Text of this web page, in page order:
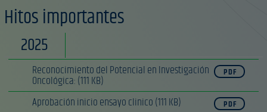
Hitos importantes
2025
PDF
Reconocimiento del Potencial en Investigación
Oncológica:(111 KB)
PDF
Aprobación inicio ensayo clinico(111 KB)